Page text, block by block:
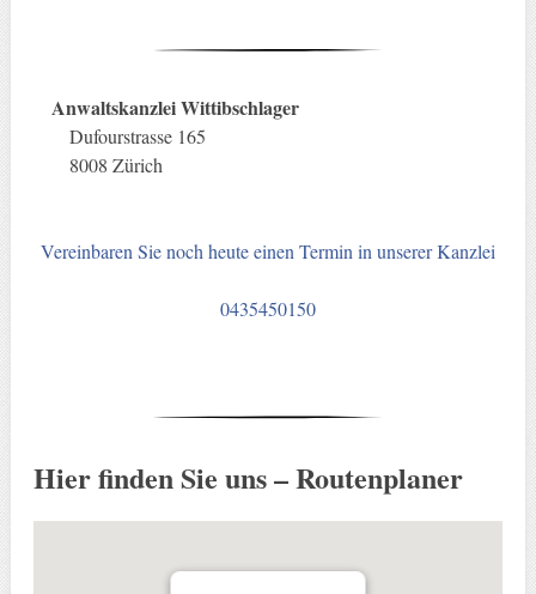
Anwaltskanzlei Wittibschlager
Dufourstrasse 165
8008 Zürich
Vereinbaren Sie noch heute einen Termin in unserer Kanzlei
0435450150
Hier finden Sie uns – Routenplaner